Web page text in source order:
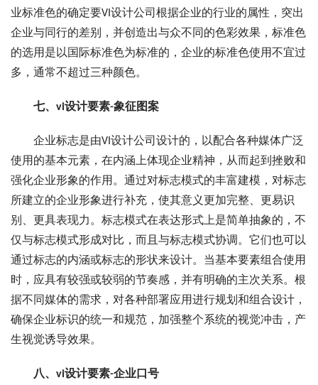
业标准色的确定要VI设计公司根据企业的行业的属性，突出
企业与同行的差别，并创造出与众不同的色彩效果，标准色
的选用是以国际标准色为标准的，企业的标准色使用不宜过
多，通常不超过三种颜色。
七、vi设计要素-象征图案
企业标志是由VI设计公司设计的，以配合各种媒体广泛
使用的基本元素，在内涵上体现企业精神，从而起到挫败和
强化企业形象的作用。通过对标志模式的丰富建模，对标志
所建立的企业形象进行补充，使其意义更加完整、更易识
别、更具表现力。标志模式在表达形式上是简单抽象的，不
仅与标志模式形成对比，而且与标志模式协调。它们也可以
通过标志的内涵或标志的形状来设计。当基本要素组合使用
时，应具有较强或较弱的节奏感，并有明确的主次关系。根
据不同媒体的需求，对各种部署应用进行规划和组合设计，
确保企业标识的统一和规范，加强整个系统的视觉冲击，产
生视觉诱导效果。
八、vi设计要素-企业口号